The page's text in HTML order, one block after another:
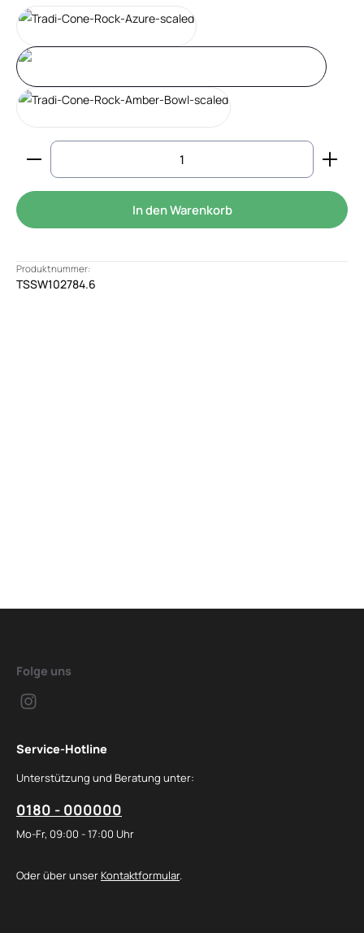
Produkt Anzahl: Gib den gewünschten Wert
In den Warenkorb
Produktnummer:
TSSW102784.6
Folge uns
Service-Hotline
Unterstützung und Beratung unter:
0180 - 000000
Mo-Fr, 09:00 - 17:00 Uhr
Oder über unser Kontaktformular.